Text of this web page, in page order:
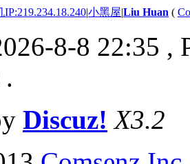
|小黑屋|Liu Huan (
8-8 22:35 ,
Discuz! X3.2